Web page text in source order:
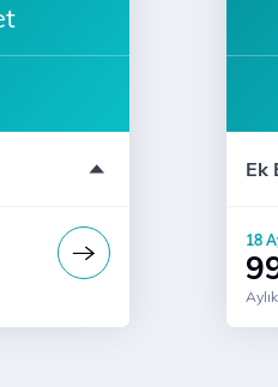
arayın
Ek
18
Aylık